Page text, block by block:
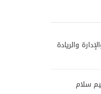
والريادة
سلام